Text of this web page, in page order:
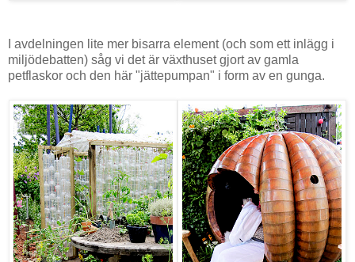
I avdelningen lite mer bisarra element (och som ett inlägg i
miljödebatten) såg vi det är växthuset gjort av gamla
petflaskor och den här "jättepumpan" i form av en gunga.